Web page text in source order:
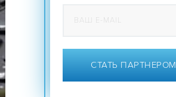
СТАТЬ ПАРТНЕРОМ